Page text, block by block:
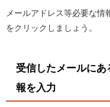
メールアドレス等必要な
をクリックしましょう。
受信したメールに
報を入力